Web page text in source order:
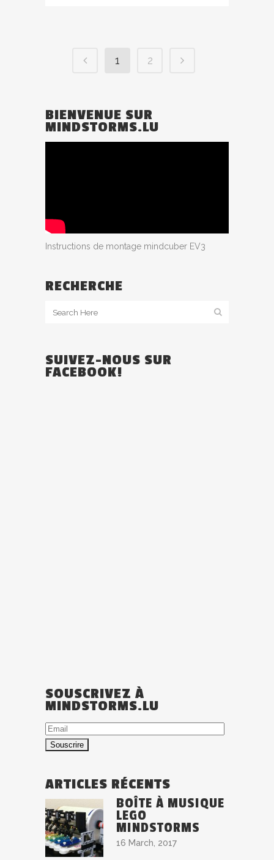
1 2
BIENVENUE SUR
MINDSTORMS.LU
Instructions de montage mindcuber EV3
RECHERCHE
SUIVEZ-NOUS SUR
FACEBOOK!
SOUSCRIVEZ À
MINDSTORMS.LU
Email
ARTICLES RÉCENTS
BOÎTE À MUSIQUE
LEGO
MINDSTORMS
16 March, 2017